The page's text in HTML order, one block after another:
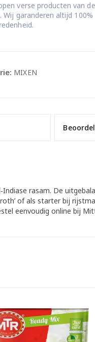
verse producten van
Wij garanderen altijd 100%
MIXEN
rasam. De
of als starter bij
eenvoudig online bij